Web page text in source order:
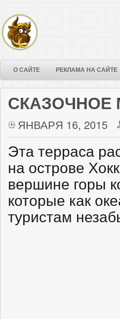
О САЙТЕ РЕКЛАМА НА САЙТЕ
СКАЗОЧНОЕ
ЯНВАРЯ 16, 2015
Эта терраса
на острове
вершине горы
которые как
туристам